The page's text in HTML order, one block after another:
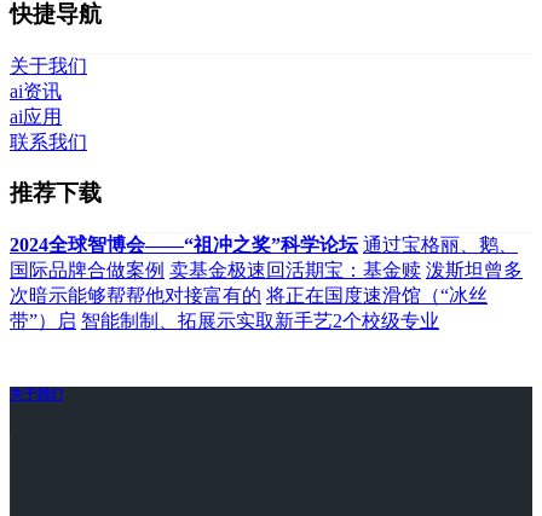
快捷导航
关于我们
ai资讯
ai应用
联系我们
推荐下载
2024全球智博会——“祖冲之奖”科学论坛 通过宝格丽、鹅、
国际品牌合做案例 卖基金极速回活期宝：基金赎 泼斯坦曾多
次暗示能够帮帮他对接富有的 将正在国度速滑馆（“冰丝
带”）启 智能制制、拓展示实取新手艺2个校级专业
关于我们